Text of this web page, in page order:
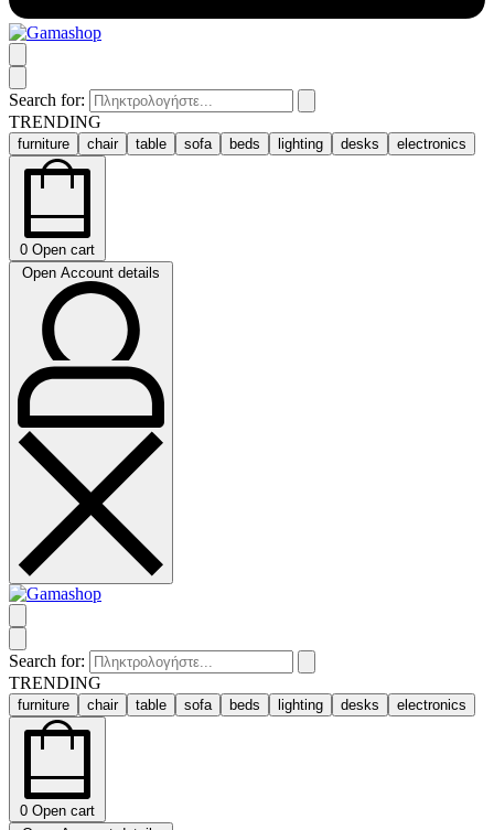
Search for:
TRENDING
furniture chair table sofa beds lighting desks electronics
0 Open cart
Open Account details
Search for:
TRENDING
furniture chair table sofa beds lighting desks electronics
0 Open cart